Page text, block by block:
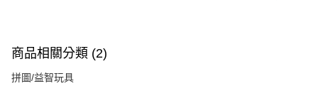
商品相關分類 (2)
拼圖/益智玩具